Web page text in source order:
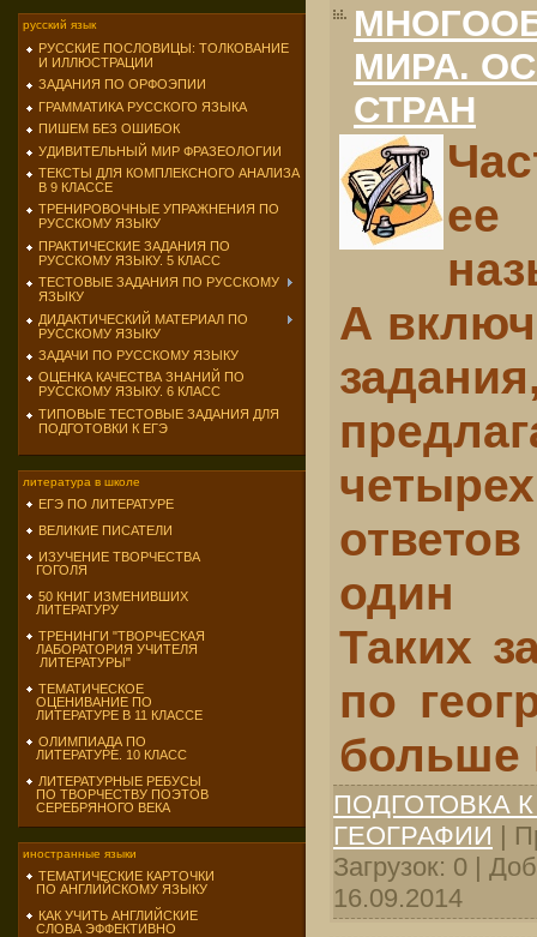
русский язык
РУССКИЕ ПОСЛОВИЦЫ: ТОЛКОВАНИЕ
И ИЛЛЮСТРАЦИИ
ЗАДАНИЯ ПО ОРФОЭПИИ
ГРАММАТИКА РУССКОГО ЯЗЫКА
ПИШЕМ БЕЗ ОШИБОК
УДИВИТЕЛЬНЫЙ МИР ФРАЗЕОЛОГИИ
ТЕКСТЫ ДЛЯ КОМПЛЕКСНОГО АНАЛИЗА
В 9 КЛАССЕ
ТРЕНИРОВОЧНЫЕ УПРАЖНЕНИЯ ПО
РУССКОМУ ЯЗЫКУ
ПРАКТИЧЕСКИЕ ЗАДАНИЯ ПО
РУССКОМУ ЯЗЫКУ. 5 КЛАСС
ТЕСТОВЫЕ ЗАДАНИЯ ПО РУССКОМУ
ЯЗЫКУ
ДИДАКТИЧЕСКИЙ МАТЕРИАЛ ПО
РУССКОМУ ЯЗЫКУ
ЗАДАЧИ ПО РУССКОМУ ЯЗЫКУ
ОЦЕНКА КАЧЕСТВА ЗНАНИЙ ПО
РУССКОМУ ЯЗЫКУ. 6 КЛАСС
ТИПОВЫЕ ТЕСТОВЫЕ ЗАДАНИЯ ДЛЯ
ПОДГОТОВКИ К ЕГЭ
литература в школе
ЕГЭ ПО ЛИТЕРАТУРЕ
ВЕЛИКИЕ ПИСАТЕЛИ
ИЗУЧЕНИЕ ТВОРЧЕСТВА
ГОГОЛЯ
50 КНИГ ИЗМЕНИВШИХ
ЛИТЕРАТУРУ
ТРЕНИНГИ "ТВОРЧЕСКАЯ
ЛАБОРАТОРИЯ УЧИТЕЛЯ
ЛИТЕРАТУРЫ"
ТЕМАТИЧЕСКОЕ
ОЦЕНИВАНИЕ ПО
ЛИТЕРАТУРЕ В 11 КЛАССЕ
ОЛИМПИАДА ПО
ЛИТЕРАТУРЕ. 10 КЛАСС
ЛИТЕРАТУРНЫЕ РЕБУСЫ
ПО ТВОРЧЕСТВУ ПОЭТОВ
СЕРЕБРЯНОГО ВЕКА
иностранные языки
ТЕМАТИЧЕСКИЕ КАРТОЧКИ
ПО АНГЛИЙСКОМУ ЯЗЫКУ
КАК УЧИТЬ АНГЛИЙСКИЕ
СЛОВА ЭФФЕКТИВНО
МИРА.
СТРАН
А
один
Таких
по
больше
ПОДГОТОВКА
ГЕОГРАФИИ |
Загрузок: 0 |
16.09.2014